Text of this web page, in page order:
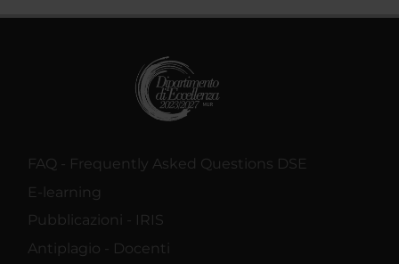
FAQ - Frequently Asked Questions DSE
E-learning
Pubblicazioni - IRIS
Antiplagio - Docenti